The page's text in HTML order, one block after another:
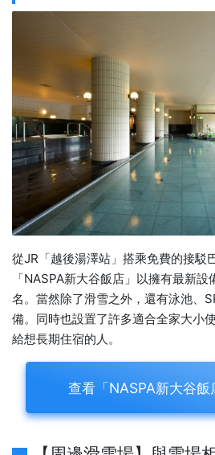
從JR「越後湯澤站」搭乘免費的接駁
「NASPA新大谷飯店」以擁有最新
名。當然除了滑雪之外，還有泳池、
備。同時也設置了許多適合全家大小
給想長期住宿的人。
查看「NASPA新大谷飯